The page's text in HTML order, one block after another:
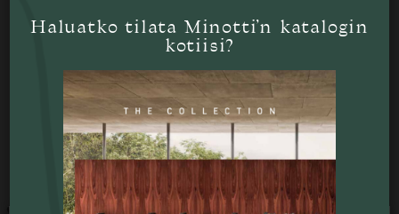
Tutustu myös
Haluatko tilata Minotti’n katalogin
kotiisi?